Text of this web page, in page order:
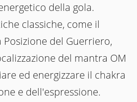
della gola.
classiche, come il
Posizione del Guerriero,
del mantra OM
ed energizzare il chakra
e dell'espressione.